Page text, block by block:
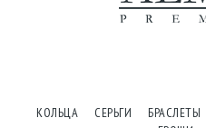
КОЛЬЦА СЕРЬГИ БРАСЛЕТЫ